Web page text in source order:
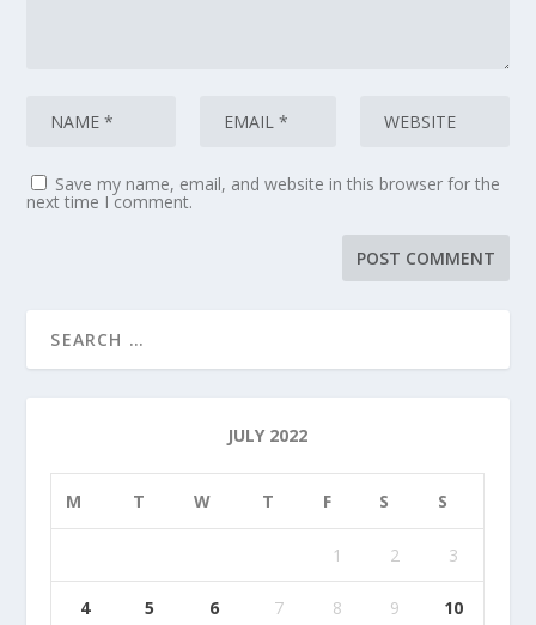
Save my name, email, and website in this browser for the
next time I comment.
JULY 2022
M T W T F S S
1 2 3
4 5 6 7 8 9 10